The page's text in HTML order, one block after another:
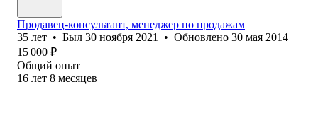
Продавец-консультант, менеджер по продажам
35 лет • Был 30 ноября 2021 • Обновлено 30 мая 2014
15 000 ₽
Общий опыт
16 лет 8 месяцев